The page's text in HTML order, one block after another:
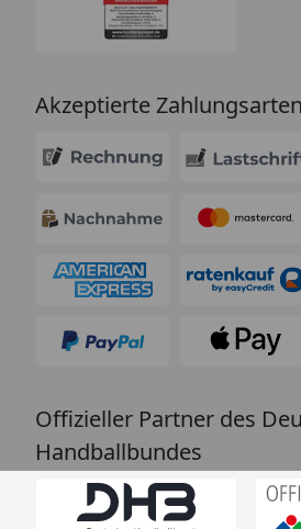
Akzeptierte Zahlungsarten
Offizieller Partner des
Handballbundes